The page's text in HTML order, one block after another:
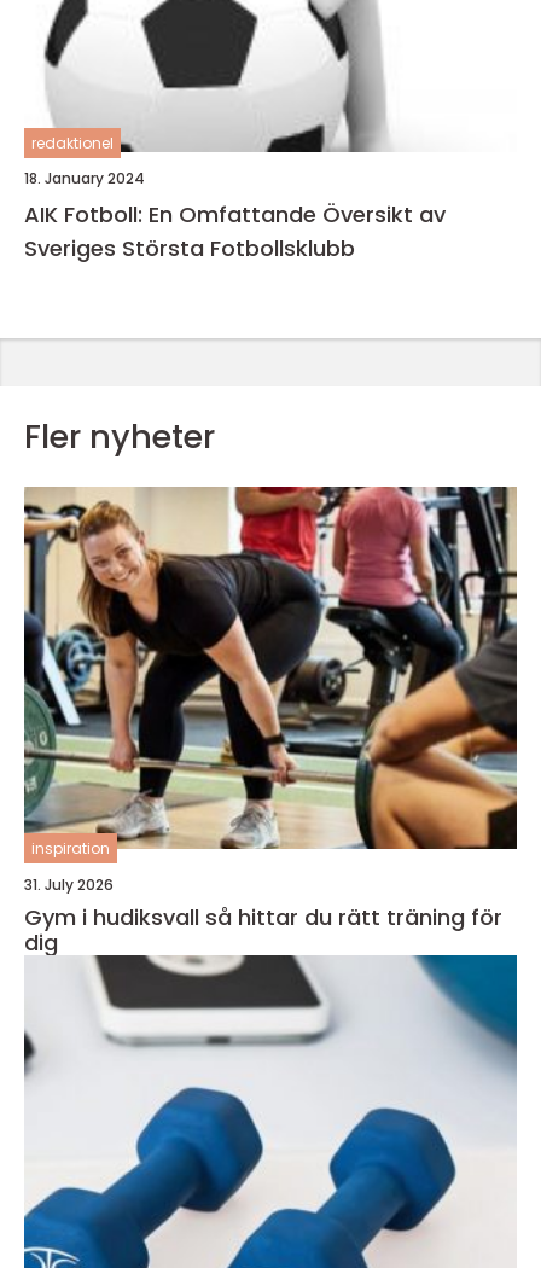
redaktionel
18. January 2024
AIK Fotboll: En Omfattande Översikt av
Sveriges Största Fotbollsklubb
Fler nyheter
inspiration
31. July 2026
Gym i hudiksvall så hittar du rätt träning för
dig